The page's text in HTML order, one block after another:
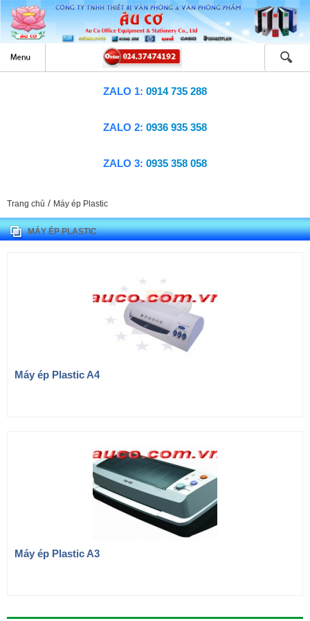
ZALO 1: 0914 735 288
ZALO 2: 0936 935 358
ZALO 3: 0935 358 058
Trang chủ / Máy ép Plastic
MÁY ÉP PLASTIC
Máy ép Plastic A4
Máy ép Plastic A3